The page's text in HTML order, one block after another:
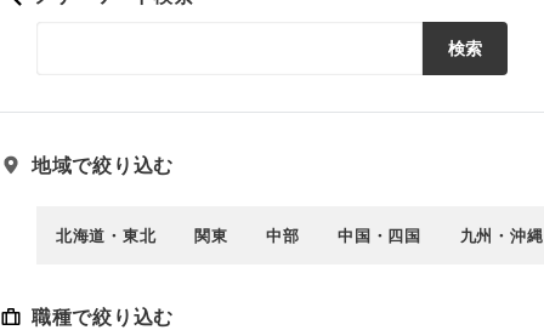
検索
地域で絞り込む
北海道・東北 関東 中部 中国・四国 九州・沖縄
職種で絞り込む